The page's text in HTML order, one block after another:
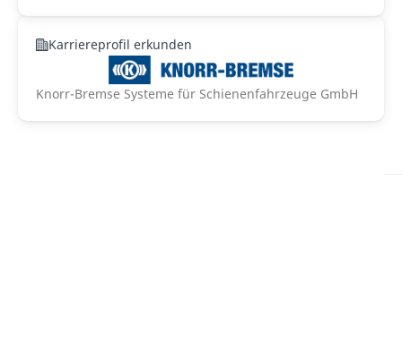
Karriereprofil erkunden
Knorr-Bremse Systeme für Schienenfahrzeuge GmbH